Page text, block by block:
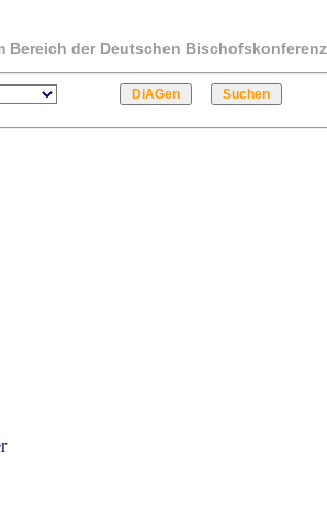
Bereich der Deutschen Bischofskonferenz